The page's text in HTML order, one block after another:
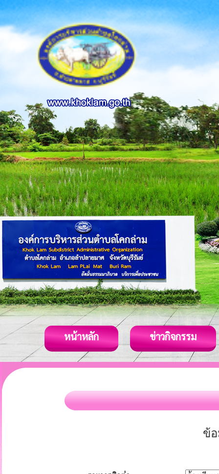
หน้าหลัก ข่าวกิจกรรม
ข้